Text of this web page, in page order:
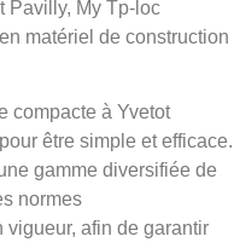
Pavilly, My Tp-loc
matériel de construction
compacte à Yvetot
être simple et efficace.
gamme diversifiée de
normes
afin de garantir